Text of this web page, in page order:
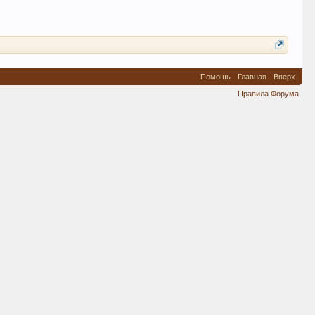
Помощь Главная
Вверх
Правила Форума